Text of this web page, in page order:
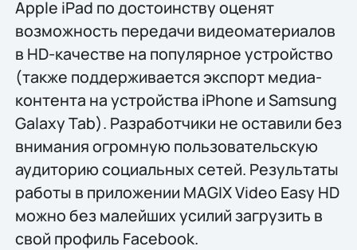
Apple iPad по достоинству оценят
возможность передачи видеоматериалов
в HD-качестве на популярное устройство
(также поддерживается экспорт медиа-
контента на устройства iPhone и Samsung
Galaxy Tab). Разработчики не оставили без
внимания огромную пользовательскую
аудиторию социальных сетей. Результаты
работы в приложении MAGIX Video Easy HD
можно без малейших усилий загрузить в
свой профиль Facebook.